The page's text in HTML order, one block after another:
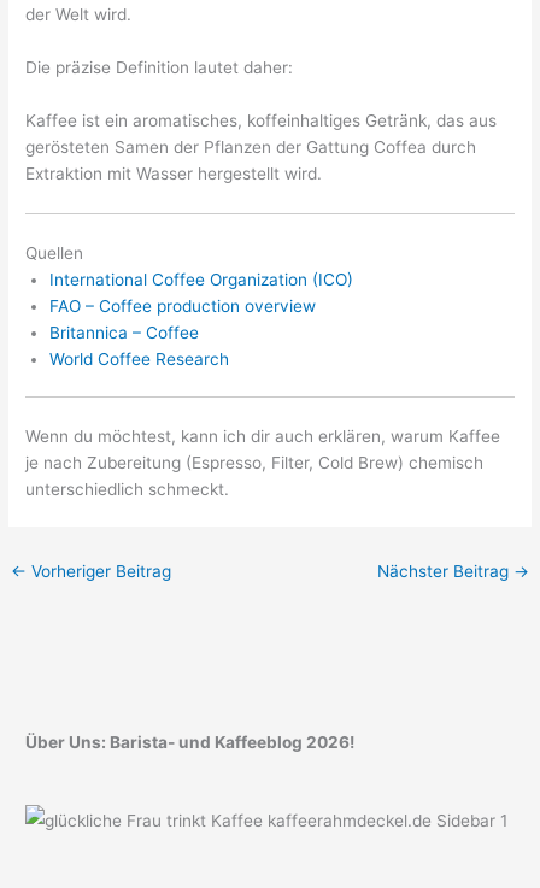
der Welt wird.
Die präzise Definition lautet daher:
Kaffee ist ein aromatisches, koffeinhaltiges Getränk, das aus
gerösteten Samen der Pflanzen der Gattung Coffea durch
Extraktion mit Wasser hergestellt wird.
Quellen
International Coffee Organization (ICO)
FAO – Coffee production overview
Britannica – Coffee
World Coffee Research
Wenn du möchtest, kann ich dir auch erklären, warum Kaffee
je nach Zubereitung (Espresso, Filter, Cold Brew) chemisch
unterschiedlich schmeckt.
← Vorheriger Beitrag Nächster Beitrag →
Über Uns: Barista- und Kaffeeblog 2026!